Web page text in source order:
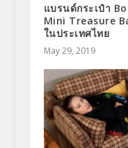
แบรนด์กระเป๋า
Mini Treasure
ในประเทศไทย
May 29, 2019